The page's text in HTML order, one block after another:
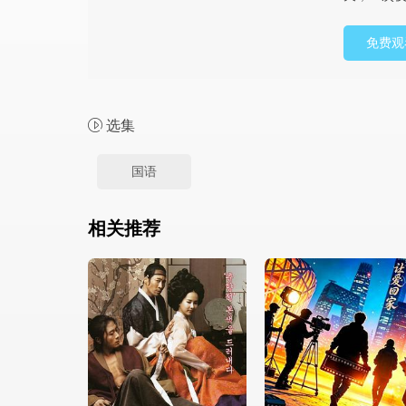
免费
选集
国语
相关推荐